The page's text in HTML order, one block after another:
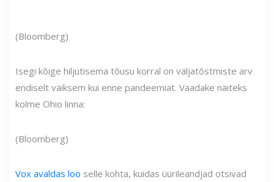
(Bloomberg)
Isegi kõige hiljutisema tõusu korral on väljatõstmiste arv
endiselt väiksem kui enne pandeemiat. Vaadake näiteks
kolme Ohio linna:
(Bloomberg)
Vox avaldas loo selle kohta, kuidas üürileandjad otsivad